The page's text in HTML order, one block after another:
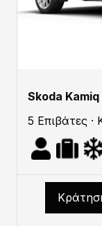
Skoda
5 Επιβάτες ·